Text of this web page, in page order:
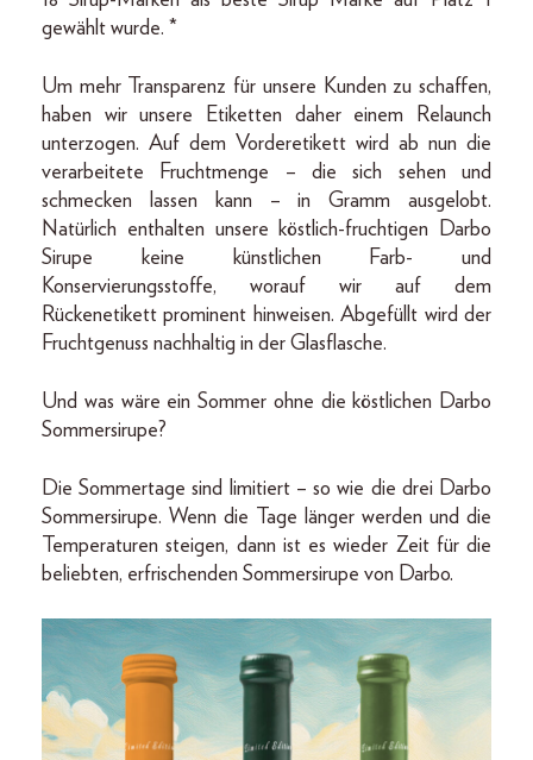
gewählt wurde. *
Um mehr Transparenz für unsere Kunden zu schaffen,
haben wir unsere Etiketten daher einem Relaunch
unterzogen. Auf dem Vorderetikett wird ab nun die
verarbeitete Fruchtmenge – die sich sehen und
schmecken lassen kann – in Gramm ausgelobt.
Natürlich enthalten unsere köstlich-fruchtigen Darbo
Sirupe keine künstlichen Farb- und
Konservierungsstoffe, worauf wir auf dem
Rückenetikett prominent hinweisen. Abgefüllt wird der
Fruchtgenuss nachhaltig in der Glasflasche.
Und was wäre ein Sommer ohne die köstlichen Darbo
Sommersirupe?
Die Sommertage sind limitiert – so wie die drei Darbo
Sommersirupe. Wenn die Tage länger werden und die
Temperaturen steigen, dann ist es wieder Zeit für die
beliebten, erfrischenden Sommersirupe von Darbo.